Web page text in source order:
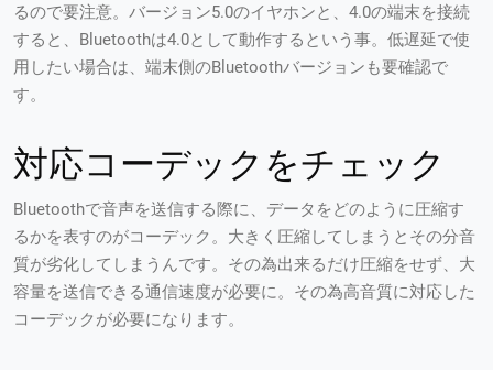
るので要注意。バージョン5.0のイヤホンと、4.0の端末を接続
すると、Bluetoothは4.0として動作するという事。低遅延で使
用したい場合は、端末側のBluetoothバージョンも要確認で
す。
対応コーデックをチェック
Bluetoothで音声を送信する際に、データをどのように圧縮す
るかを表すのがコーデック。大きく圧縮してしまうとその分音
質が劣化してしまうんです。その為出来るだけ圧縮をせず、大
容量を送信できる通信速度が必要に。その為高音質に対応した
コーデックが必要になります。